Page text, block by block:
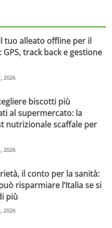
tuo alleato offline per il
GPS, track back e gestione
2026
biscotti più
al supermercato: la
nutrizionale scaffale per
2026
il conto per la sanità:
risparmiare l’Italia se si
più
2026